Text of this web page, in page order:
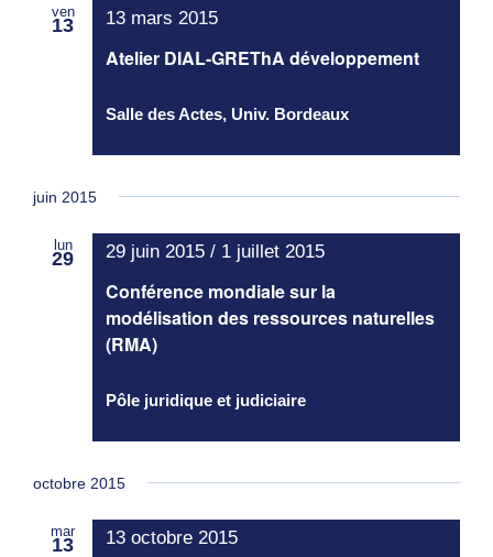
ven
13
Atelier DIAL-GREThA développement
13 mars 2015
Salle des Actes, Univ. Bordeaux
juin 2015
lun
29
Conférence mondiale sur la
modélisation des ressources naturelles
(RMA)
29 juin 2015 / 1 juillet 2015
Pôle juridique et judiciaire
octobre 2015
mar
13 13 octobre 2015